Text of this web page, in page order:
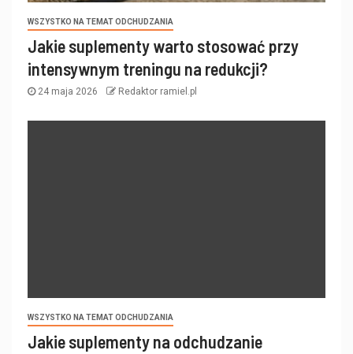
WSZYSTKO NA TEMAT ODCHUDZANIA
Jakie suplementy warto stosować przy
intensywnym treningu na redukcji?
24 maja 2026 Redaktor ramiel.pl
WSZYSTKO NA TEMAT ODCHUDZANIA
Jakie suplementy na odchudzanie